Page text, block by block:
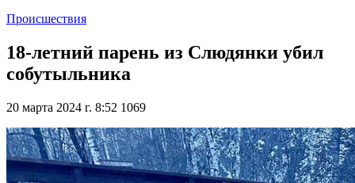
Происшествия
18-летний парень из Слюдянки убил
собутыльника
20 марта 2024 г. 8:52 1069